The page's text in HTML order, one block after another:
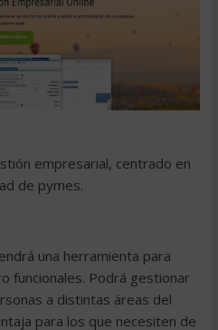
empresarial, centrado en
de pymes.
una herramienta para
funcionales. Podrá gestionar
a distintas áreas del
para los que necesiten de